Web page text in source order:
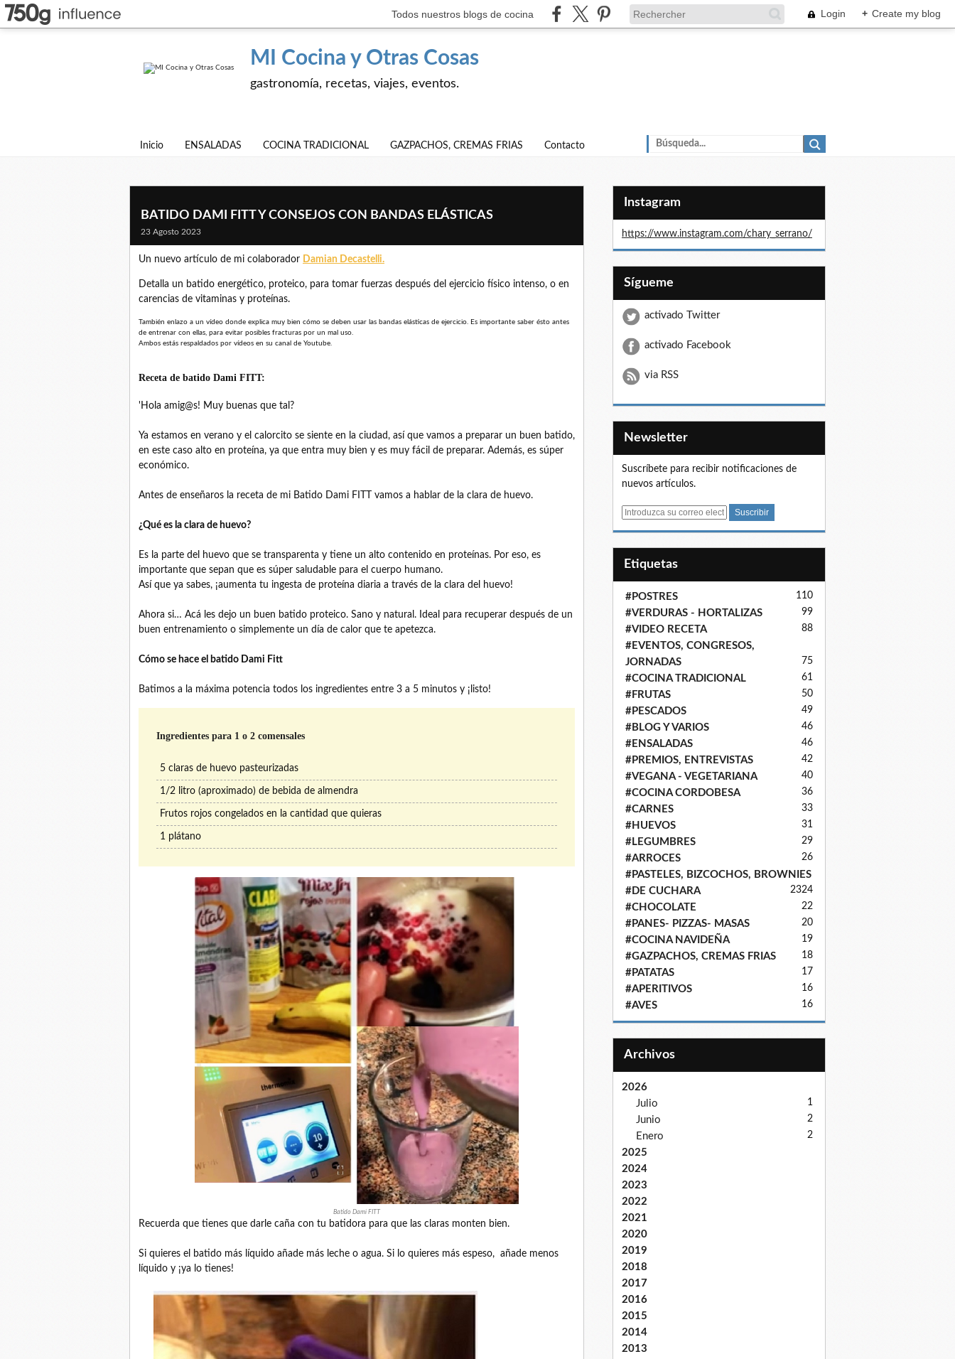
Todos nuestros blogs de cocina Login + Create my blog
MI Cocina y Otras Cosas
gastronomía, recetas, viajes, eventos.
Inicio ENSALADAS COCINA TRADICIONAL GAZPACHOS, CREMAS FRIAS Contacto
BATIDO DAMI FITT Y CONSEJOS CON BANDAS ELÁSTICAS
23 Agosto 2023
Un nuevo artículo de mi colaborador Damian Decastelli.
Detalla un batido energético, proteico, para tomar fuerzas después del ejercicio físico intenso, o en
carencias de vitaminas y proteínas.
También enlazo a un vídeo donde explica muy bien cómo se deben usar las bandas elásticas de ejercicio. Es importante saber ésto antes
de entrenar con ellas, para evitar posibles fracturas por un mal uso.
Ambos estás respaldados por vídeos en su canal de Youtube.
Receta de batido Dami FITT:
'Hola amig@s! Muy buenas que tal?
Ya estamos en verano y el calorcito se siente en la ciudad, así que vamos a preparar un buen batido,
en este caso alto en proteína, ya que entra muy bien y es muy fácil de preparar. Además, es súper
económico.
Antes de enseñaros la receta de mi Batido Dami FITT vamos a hablar de la clara de huevo.
¿Qué es la clara de huevo?
Es la parte del huevo que se transparenta y tiene un alto contenido en proteínas. Por eso, es
importante que sepan que es súper saludable para el cuerpo humano.
Así que ya sabes, ¡aumenta tu ingesta de proteína diaria a través de la clara del huevo!
Ahora si… Acá les dejo un buen batido proteico. Sano y natural. Ideal para recuperar después de un
buen entrenamiento o simplemente un día de calor que te apetezca.
Cómo se hace el batido Dami Fitt
Batimos a la máxima potencia todos los ingredientes entre 3 a 5 minutos y ¡listo!
Ingredientes para 1 o 2 comensales
5 claras de huevo pasteurizadas
1/2 litro (aproximado) de bebida de almendra
Frutos rojos congelados en la cantidad que quieras
1 plátano
Batido Dami FITT
Recuerda que tienes que darle caña con tu batidora para que las claras monten bien.
Si quieres el batido más líquido añade más leche o agua. Si lo quieres más espeso, añade menos
líquido y ¡ya lo tienes!
Instagram
https://www.instagram.com/chary_serrano/
Sígueme
activado Twitter
activado Facebook
via RSS
Newsletter
Suscríbete para recibir notificaciones de
nuevos artículos.
E
Etiquetas
#POSTRES 110
#VERDURAS - HORTALIZAS 99
#VIDEO RECETA 88
#EVENTOS, CONGRESOS,
JORNADAS
75
#COCINA TRADICIONAL 61
#FRUTAS 50
#PESCADOS 49
#BLOG Y VARIOS 46
#ENSALADAS 46
#PREMIOS, ENTREVISTAS 42
#VEGANA - VEGETARIANA 40
#COCINA CORDOBESA 36
#CARNES 33
#HUEVOS 31
#LEGUMBRES 29
#ARROCES 26
#PASTELES, BIZCOCHOS, BROWNIES
24
#DE CUCHARA 23
#CHOCOLATE 22
#PANES- PIZZAS- MASAS 20
#COCINA NAVIDEÑA 19
#GAZPACHOS, CREMAS FRIAS 18
#PATATAS 17
#APERITIVOS 16
#AVES 16
Archivos
2026
Julio
1
Junio 2
Enero 2
2025
2024
2023
2022
2021
2020
2019
2018
2017
2016
2015
2014
2013